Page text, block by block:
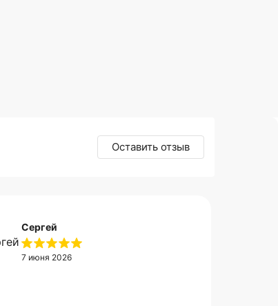
Оставить отзыв
Сергей
7 июня 2026